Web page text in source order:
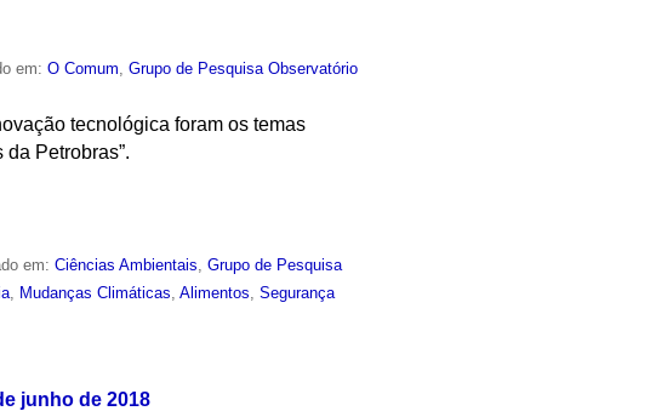
em:O Comum ,Grupo de Pesquisa Observatório
tecnológica foram os temas
Petrobras”.
em:Ciências Ambientais ,Grupo de Pesquisa
Mudanças Climáticas ,Alimentos ,Segurança
junho de 2018